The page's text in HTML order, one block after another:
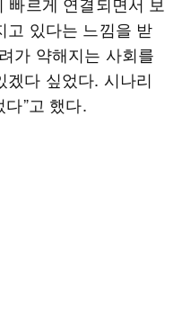
고 있다는 느낌을 받
가 약해지는 사회를
다 싶었다. 시나리
”고 했다.